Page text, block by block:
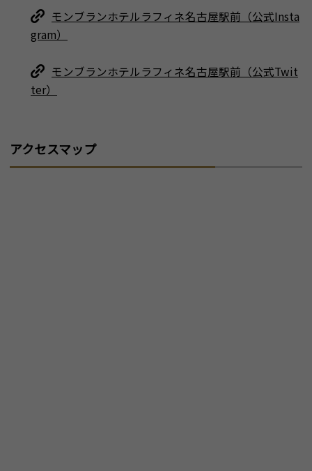
モンブランホテルラフィネ名古屋駅前（公式Insta
gram）
モンブランホテルラフィネ名古屋駅前（公式Twit
ter）
アクセスマップ